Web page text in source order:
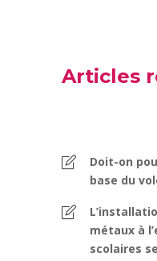
Articles
Doit-on
base du
métaux à
scolaires